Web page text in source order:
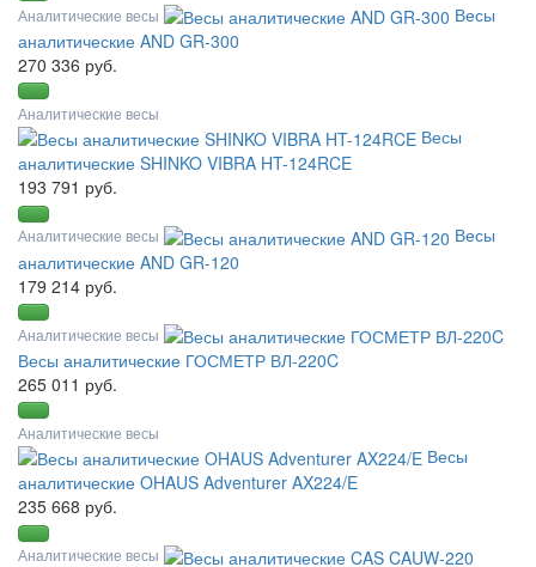
Аналитические весы
Весы
аналитические AND GR-300
270 336 руб.
Аналитические весы
Весы
аналитические SHINKO VIBRA HT-124RCE
193 791 руб.
Аналитические весы
Весы
аналитические AND GR-120
179 214 руб.
Аналитические весы
Весы аналитические ГОСМЕТР ВЛ-220C
265 011 руб.
Аналитические весы
Весы
аналитические OHAUS Adventurer AX224/E
235 668 руб.
Аналитические весы